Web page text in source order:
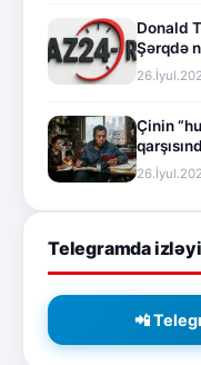
Donald
Şərqdə
Çinin
Telegramda
📲